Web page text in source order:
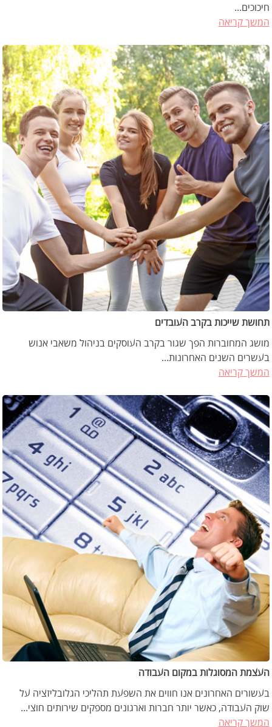
חיכוכים...
המשך קריאה
תחושת שייכות בקרב העובדים
מושג המחוברות הפך שגור בקרב העוסקים בניהול משאבי אנוש
בעשרים השנים האחרונות...
המשך קריאה
העצמת המסוגלות במקום העבודה
בעשורים האחרונים אנו חווים את השפעת תהליכי הגלובליזציה על
שוק העבודה, כאשר יותר חברות וארגונים מספקים שירותים חוצי...
המשך קריאה